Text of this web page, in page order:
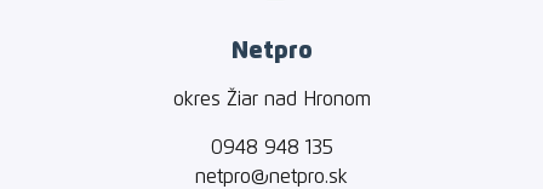
Netpro
okres Žiar nad Hronom
0948 948 135
netpro@netpro.sk